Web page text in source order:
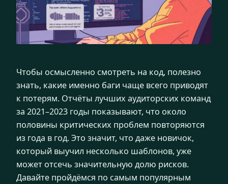
Чтобы осмысленно смотреть на код, полезно
знать, какие именно баги чаще всего приводят
к потерям. Отчёты лучших аудиторских команд
за 2021–2023 годы показывают, что около
половины критических проблем повторяются
из года в год. Это значит, что даже новичок,
который выучил несколько шаблонов, уже
может отсечь значительную долю рисков.
Давайте пройдёмся по самым популярным